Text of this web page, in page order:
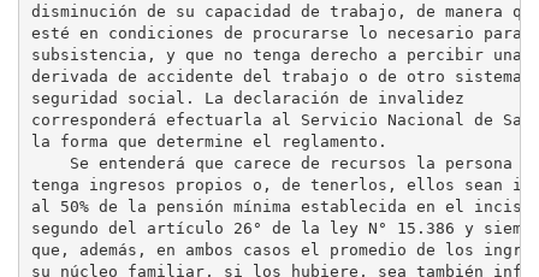
disminución de su capacidad de trabajo, de manera
esté en condiciones de procurarse lo necesario para
subsistencia, y que no tenga derecho a percibir una
derivada de accidente del trabajo o de otro sistema
seguridad social. La declaración de invalidez
corresponderá efectuarla al Servicio Nacional de
la forma que determine el reglamento.
Se entenderá que carece de recursos la persona
tenga ingresos propios o, de tenerlos, ellos sean
al 50% de la pensión mínima establecida en el inciso
segundo del artículo 26° de la ley N° 15.386 y
que, además, en ambos casos el promedio de los
su núcleo familiar, si los hubiere, sea también